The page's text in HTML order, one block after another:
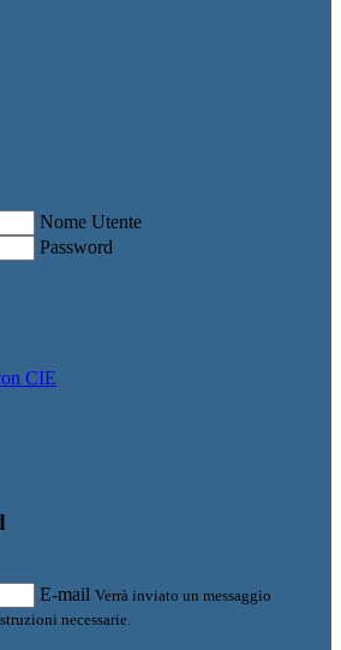
Nome Utente
Password
CIE
E-mail Verrà inviato un messaggio
necessarie.